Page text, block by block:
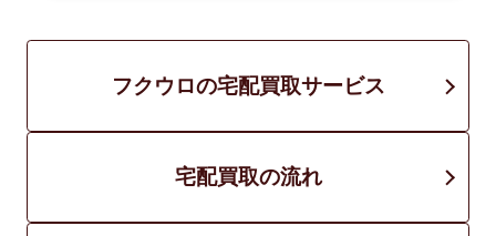
フクウロの宅配買取サービス
宅配買取の流れ